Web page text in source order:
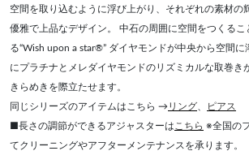
空間を取り込むように浮び上がり、それぞれの素材の
優雅で上品なデザイン。 中石の周囲に空間をつくる
る“Wish upon a star®” ダイヤモンドが中央から空間
にプラチナとメレダイヤモンドのリズミカルな取巻き
きらめきを際立たせます。
同じシリーズのアイテムはこちら →リング
ピアス
■長さの調節ができるアジャスターは こちら ※全国の
てクリーニングやアフターメンテナンスを承ります。